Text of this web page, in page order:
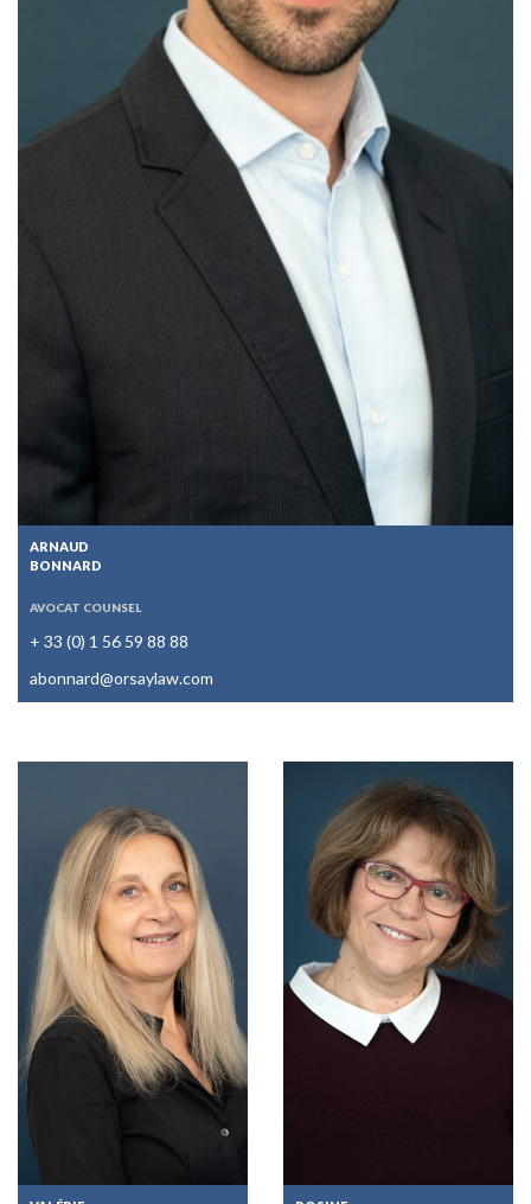
ARNAUD
BONNARD
AVOCAT COUNSEL
+ 33 (0) 1 56 59 88 88
abonnard@orsaylaw.com